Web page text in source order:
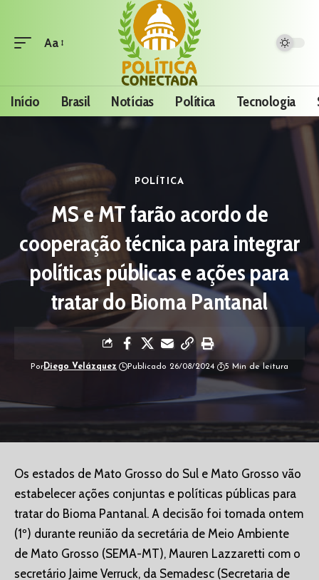
Aa
Início Brasil Notícias Política Tecnologia
POLÍTICA
MS e MT farão acordo de
cooperação técnica para integrar
políticas públicas e ações para
tratar do Bioma Pantanal
PorDiego Velázquez Publicado 26/08/2024 5 Min de leitura
Os estados de Mato Grosso do Sul e Mato Grosso vão
estabelecer ações conjuntas e políticas públicas para
tratar do Bioma Pantanal. A decisão foi tomada ontem
(1º) durante reunião da secretária de Meio Ambiente
de Mato Grosso (SEMA-MT), Mauren Lazzaretti com o
secretário Jaime Verruck, da Semadesc (Secretaria de